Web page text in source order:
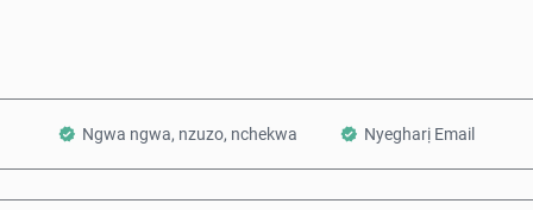
Ngwa ngwa, nzuzo, nchekwa Nyegharị Email